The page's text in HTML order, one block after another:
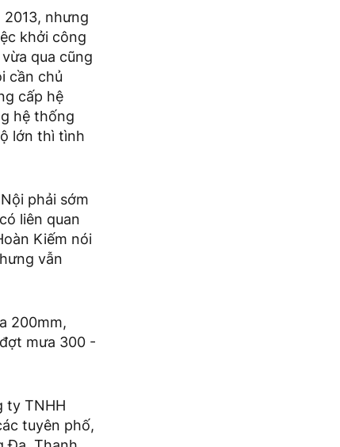
nhưng
khởi công
qua cũng
cần chủ
cấp hệ
hệ thống
lớn thì tình
phải sớm
liên quan
Kiếm nói
vẫn
200mm,
mưa 300 -
ty TNHH
tuyên phố,